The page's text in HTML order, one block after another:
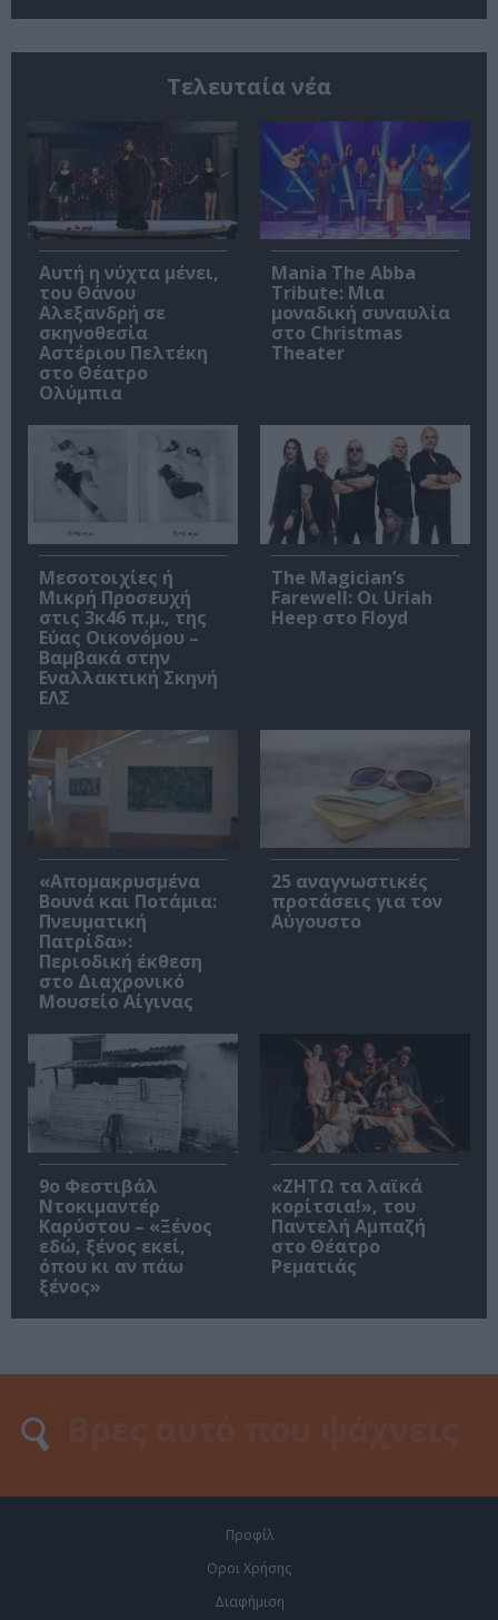
Τελευταία νέα
Αυτή η νύχτα μένει,
του Θάνου
Αλεξανδρή σε
σκηνοθεσία
Αστέριου Πελτέκη
στο Θέατρο
Ολύμπια
Mania The Abba
Tribute: Μια
μοναδική συναυλία
στο Christmas
Theater
Μεσοτοιχίες ή
Μικρή Προσευχή
στις 3κ46 π.μ., της
Εύας Οικονόμου –
Βαμβακά στην
Εναλλακτική Σκηνή
ΕΛΣ
The Magician’s
Farewell: Οι Uriah
Heep στο Floyd
«Απομακρυσμένα
Βουνά και Ποτάμια:
Πνευματική
Πατρίδα»:
Περιοδική έκθεση
στο Διαχρονικό
Μουσείο Αίγινας
25 αναγνωστικές
προτάσεις για τον
Αύγουστο
9ο Φεστιβάλ
Ντοκιμαντέρ
Καρύστου – «Ξένος
εδώ, ξένος εκεί,
όπου κι αν πάω
ξένος»
«ΖΗΤΩ τα λαϊκά
κορίτσια!», του
Παντελή Αμπαζή
στο Θέατρο
Ρεματιάς
Προφίλ
Οροι Χρήσης
Διαφήμιση